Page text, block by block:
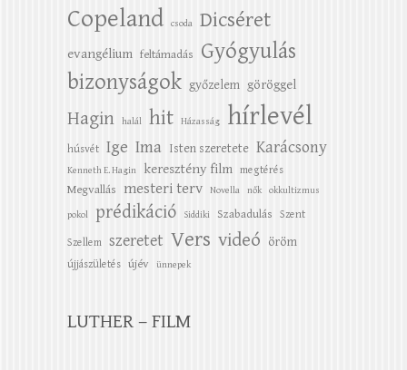
Copeland csoda Dicséret
evangélium feltámadás
Gyógyulás
bizonyságok győzelem göröggel
Hagin halál hit Házasság hírlevél
húsvét Ige Ima Isten szeretete Karácsony
Kenneth E. Hagin keresztény film megtérés
Megvallás mesteri terv Novella nők okkultizmus
pokol prédikáció Siddiki Szabadulás Szent
Szellem szeretet Vers videó öröm
újjászületés újév ünnepek
LUTHER – FILM